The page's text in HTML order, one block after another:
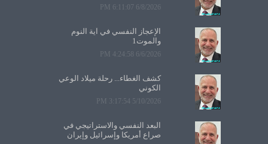
6/8/2026 6:11:07 PM
الإعجاز النفسي في آية النوم
والموت1
6/6/2026 4:24:58 PM
كشف الغطاء... رحلة ميلاد الوعي
الكوني
5/10/2026 3:17:54 PM
البعد النفسي والاستراتيجي في
صراع أمريكا وإسرائيل وإيران